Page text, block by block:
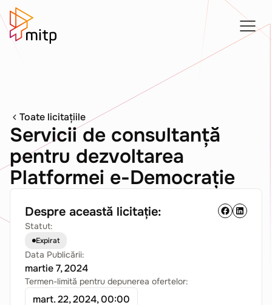
Toate licitațiile
Servicii de consultanță
pentru dezvoltarea
Platformei e-Democrație
Despre această licitație:
Statut:
Expirat
Data Publicării:
martie 7, 2024
Termen-limită pentru depunerea ofertelor:
mart. 22, 2024, 00:00